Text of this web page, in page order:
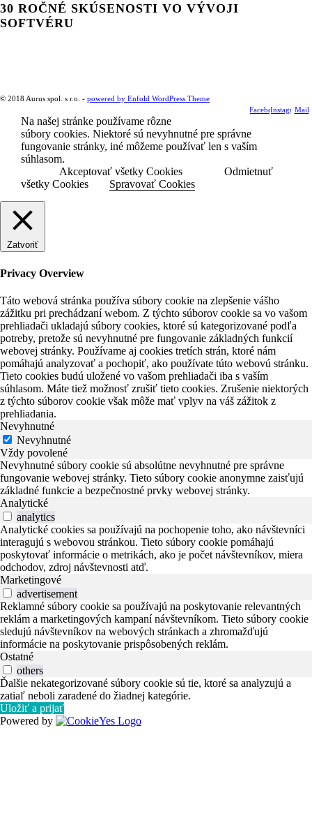
30 ROČNÉ SKÚSENOSTI VO VÝVOJI
SOFTVÉRU
© 2018 Aurus spol. s r.o. - powered by Enfold WordPress Theme
FacebookInstagramMail
Na našej stránke používame rôzne
súbory cookies. Niektoré sú nevyhnutné pre správne
fungovanie stránky, iné môžeme používať len s vaším
súhlasom.
Akceptovať všetky Cookies
Odmietnuť
všetky Cookies
Spravovať Cookies
Zatvoriť
Privacy Overview
Táto webová stránka používa súbory cookie na zlepšenie vášho
zážitku pri prechádzaní webom. Z týchto súborov cookie sa vo vašom
prehliadači ukladajú súbory cookies, ktoré sú kategorizované podľa
potreby, pretože sú nevyhnutné pre fungovanie základných funkcií
webovej stránky. Používame aj cookies tretích strán, ktoré nám
pomáhajú analyzovať a pochopiť, ako používate túto webovú stránku.
Tieto cookies budú uložené vo vašom prehliadači iba s vaším
súhlasom. Máte tiež možnosť zrušiť tieto cookies. Zrušenie niektorých
z týchto súborov cookie však môže mať vplyv na váš zážitok z
prehliadania.
Nevyhnutné
Nevyhnutné
Vždy povolené
Nevyhnutné súbory cookie sú absolútne nevyhnutné pre správne
fungovanie webovej stránky. Tieto súbory cookie anonymne zaisťujú
základné funkcie a bezpečnostné prvky webovej stránky.
Analytické
analytics
Analytické cookies sa používajú na pochopenie toho, ako návštevníci
interagujú s webovou stránkou. Tieto súbory cookie pomáhajú
poskytovať informácie o metrikách, ako je počet návštevníkov, miera
odchodov, zdroj návštevnosti atď.
Marketingové
advertisement
Reklamné súbory cookie sa používajú na poskytovanie relevantných
reklám a marketingových kampaní návštevníkom. Tieto súbory cookie
sledujú návštevníkov na webových stránkach a zhromažďujú
informácie na poskytovanie prispôsobených reklám.
Ostatné
others
Ďalšie nekategorizované súbory cookie sú tie, ktoré sa analyzujú a
zatiaľ neboli zaradené do žiadnej kategórie.
Uložiť a prijať
Powered by